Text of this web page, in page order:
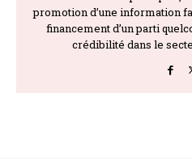
promotion d’une information
financement d’un parti
crédibilité dans le